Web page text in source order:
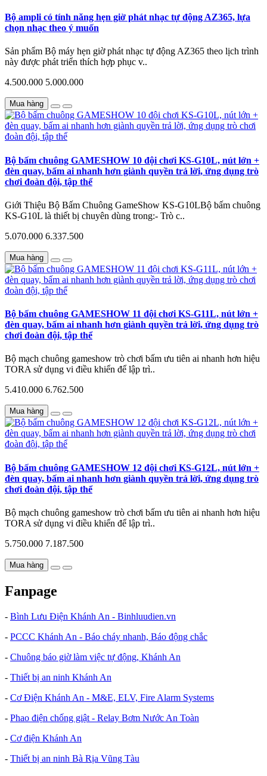
Bộ ampli có tính năng hẹn giờ phát nhạc tự động AZ365, lựa
chọn nhạc theo ý muốn
Sản phẩm Bộ máy hẹn giờ phát nhạc tự động AZ365 theo lịch trình
này được phát triển thích hợp phục v..
4.500.000 5.000.000
Mua hàng
Bộ bấm chuông GAMESHOW 10 đội chơi KS-G10L, nút lớn +
đèn quay, bấm ai nhanh hơn giành quyền trả lời, ứng dụng trò
chơi đoàn đội, tập thể
Giới Thiệu Bộ Bấm Chuông GameShow KS-G10LBộ bấm chuông
KS-G10L là thiết bị chuyên dùng trong:- Trò c..
5.070.000 6.337.500
Mua hàng
Bộ bấm chuông GAMESHOW 11 đội chơi KS-G11L, nút lớn +
đèn quay, bấm ai nhanh hơn giành quyền trả lời, ứng dụng trò
chơi đoàn đội, tập thể
Bộ mạch chuông gameshow trò chơi bấm ưu tiên ai nhanh hơn hiệu
TORA sử dụng vi điều khiển để lập trì..
5.410.000 6.762.500
Mua hàng
Bộ bấm chuông GAMESHOW 12 đội chơi KS-G12L, nút lớn +
đèn quay, bấm ai nhanh hơn giành quyền trả lời, ứng dụng trò
chơi đoàn đội, tập thể
Bộ mạch chuông gameshow trò chơi bấm ưu tiên ai nhanh hơn hiệu
TORA sử dụng vi điều khiển để lập trì..
5.750.000 7.187.500
Mua hàng
Fanpage
- Bình Lưu Điện Khánh An - Binhluudien.vn
- PCCC Khánh An - Báo cháy nhanh, Báo động chắc
- Chuông báo giờ làm việc tự động, Khánh An
- Thiết bị an ninh Khánh An
- Cơ Điện Khánh An - M&E, ELV, Fire Alarm Systems
- Phao điện chống giật - Relay Bơm Nước An Toàn
- Cơ điện Khánh An
- Thiết bị an ninh Bà Rịa Vũng Tàu